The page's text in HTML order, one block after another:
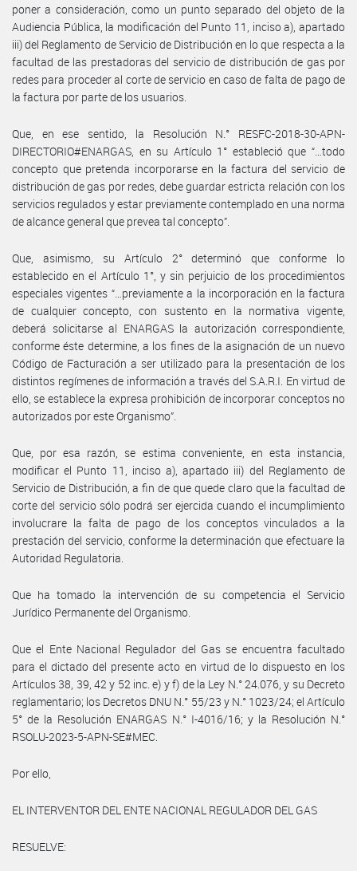
poner a consideración, como un punto separado del objeto de la
Audiencia Pública, la modificación del Punto 11, inciso a), apartado
iii) del Reglamento de Servicio de Distribución en lo que respecta a la
facultad de las prestadoras del servicio de distribución de gas por
redes para proceder al corte de servicio en caso de falta de pago de
la factura por parte de los usuarios.
Que, en ese sentido, la Resolución N.° RESFC-2018-30-APN-
DIRECTORIO#ENARGAS, en su Artículo 1° estableció que “…todo
concepto que pretenda incorporarse en la factura del servicio de
distribución de gas por redes, debe guardar estricta relación con los
servicios regulados y estar previamente contemplado en una norma
de alcance general que prevea tal concepto”.
Que, asimismo, su Artículo 2° determinó que conforme lo
establecido en el Artículo 1°, y sin perjuicio de los procedimientos
especiales vigentes “…previamente a la incorporación en la factura
de cualquier concepto, con sustento en la normativa vigente,
deberá solicitarse al ENARGAS la autorización correspondiente,
conforme éste determine, a los fines de la asignación de un nuevo
Código de Facturación a ser utilizado para la presentación de los
distintos regímenes de información a través del S.A.R.I. En virtud de
ello, se establece la expresa prohibición de incorporar conceptos no
autorizados por este Organismo”.
Que, por esa razón, se estima conveniente, en esta instancia,
modificar el Punto 11, inciso a), apartado iii) del Reglamento de
Servicio de Distribución, a fin de que quede claro que la facultad de
corte del servicio sólo podrá ser ejercida cuando el incumplimiento
involucrare la falta de pago de los conceptos vinculados a la
prestación del servicio, conforme la determinación que efectuare la
Autoridad Regulatoria.
Que ha tomado la intervención de su competencia el Servicio
Jurídico Permanente del Organismo.
Que el Ente Nacional Regulador del Gas se encuentra facultado
para el dictado del presente acto en virtud de lo dispuesto en los
Artículos 38, 39, 42 y 52 inc. e) y f) de la Ley N.° 24.076, y su Decreto
reglamentario; los Decretos DNU N.° 55/23 y N.° 1023/24; el Artículo
5° de la Resolución ENARGAS N.° I-4016/16; y la Resolución N.°
RSOLU-2023-5-APN-SE#MEC.
Por ello,
EL INTERVENTOR DEL ENTE NACIONAL REGULADOR DEL GAS
RESUELVE: